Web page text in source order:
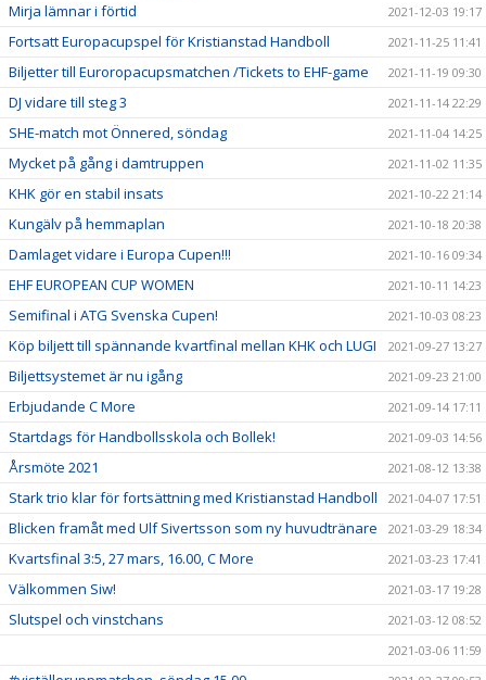
Mirja lämnar i förtid 2021-12-03 19:17
Fortsatt Europacupspel för Kristianstad Handboll 2021-11-25 11:41
Biljetter till Euroropacupsmatchen /Tickets to EHF-game 2021-11-19 09:30
DJ vidare till steg 3 2021-11-14 22:29
SHE-match mot Önnered, söndag 2021-11-04 14:25
Mycket på gång i damtruppen 2021-11-02 11:35
KHK gör en stabil insats 2021-10-22 21:14
Kungälv på hemmaplan 2021-10-18 20:38
Damlaget vidare i Europa Cupen!!! 2021-10-16 09:34
EHF EUROPEAN CUP WOMEN 2021-10-11 14:23
Semifinal i ATG Svenska Cupen! 2021-10-03 08:23
Köp biljett till spännande kvartfinal mellan KHK och LUGI 2021-09-27 13:27
Biljettsystemet är nu igång 2021-09-23 21:00
Erbjudande C More 2021-09-14 17:11
Startdags för Handbollsskola och Bollek! 2021-09-03 14:56
Årsmöte 2021 2021-08-12 13:38
Stark trio klar för fortsättning med Kristianstad Handboll 2021-04-07 17:51
Blicken framåt med Ulf Sivertsson som ny huvudtränare 2021-03-29 18:34
Kvartsfinal 3:5, 27 mars, 16.00, C More 2021-03-23 17:41
Välkommen Siw! 2021-03-17 19:28
Slutspel och vinstchans
2021-03-12 08:52
2021-03-06 11:59